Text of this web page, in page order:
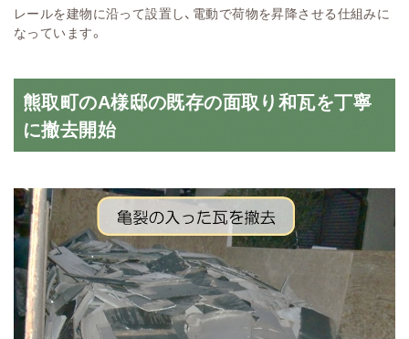
レールを建物に沿って設置し、電動で荷物を昇降させる仕組みに
なっています。
熊取町のA様邸の既存の面取り和瓦を丁寧
に撤去開始